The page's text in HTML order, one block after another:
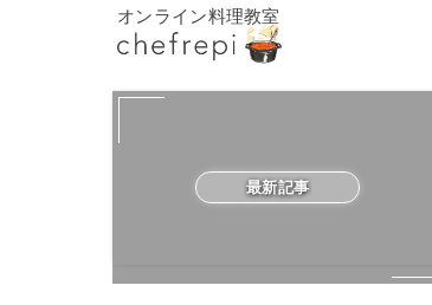
オンライン料理教室
最新記事